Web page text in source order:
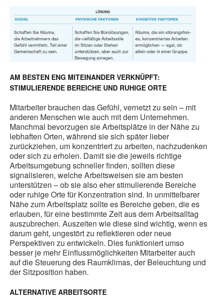
AM BESTEN ENG MITEINANDER VERKNÜPFT:
STIMULIERENDE BEREICHE UND RUHIGE ORTE
Mitarbeiter brauchen das Gefühl, vernetzt zu sein – mit
anderen Menschen wie auch mit dem Unternehmen.
Manchmal bevorzugen sie Arbeitsplätze in der Nähe zu
lebhaften Orten, während sie sich später lieber
zurückziehen, um konzentriert zu arbeiten, nachzudenken
oder sich zu erholen. Damit sie die jeweils richtige
Arbeitsumgebung schneller finden, sollten diese
signalisieren, welche Arbeitsweisen sie am besten
unterstützen – ob sie also eher stimulierende Bereiche
oder ruhige Orte für Konzentration sind. In unmittelbarer
Nähe zum Arbeitsplatz sollte es Bereiche geben, die es
erlauben, für eine bestimmte Zeit aus dem Arbeitsalltag
auszubrechen. Auszeiten wie diese sind wichtig, wenn es
darum geht, ungestört zu reflektieren oder neue
Perspektiven zu entwickeln. Dies funktioniert umso
besser je mehr Einflussmöglichkeiten Mitarbeiter auch
auf die Steuerung des Raumklimas, der Beleuchtung und
der Sitzposition haben.
ALTERNATIVE ARBEITSORTE